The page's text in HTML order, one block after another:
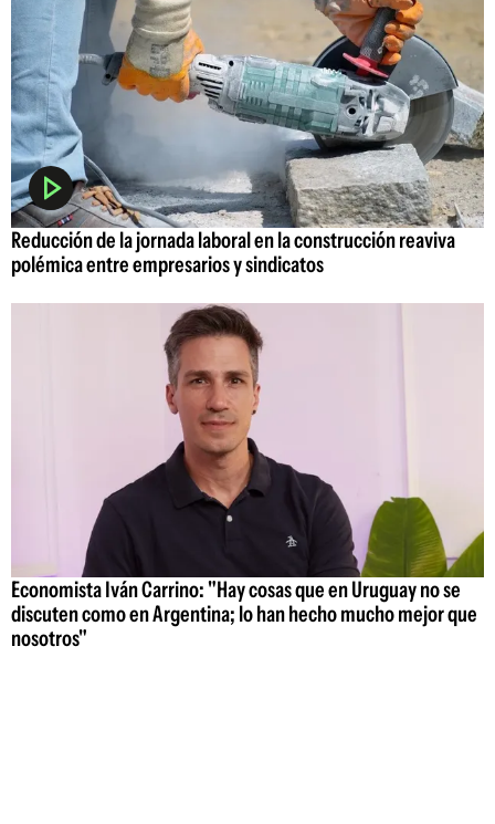
Reducción de la jornada laboral en la construcción reaviva
polémica entre empresarios y sindicatos
Economista Iván Carrino: "Hay cosas que en Uruguay no se
discuten como en Argentina; lo han hecho mucho mejor que
nosotros"